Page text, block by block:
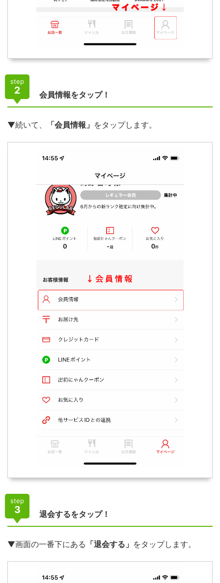
step
2 会員情報をタップ！
▼続いて、 「会員情報」 をタップします。
step
3 退会するをタップ！
▼画面の一番下にある 「退会する」 をタップします。